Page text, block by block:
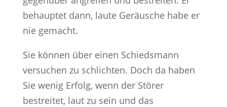
behauptet dann, laute Geräusche habe er
nie gemacht.
Sie können über einen Schiedsmann
versuchen zu schlichten. Doch da haben
Sie wenig Erfolg, wenn der Störer
bestreitet, laut zu sein und das